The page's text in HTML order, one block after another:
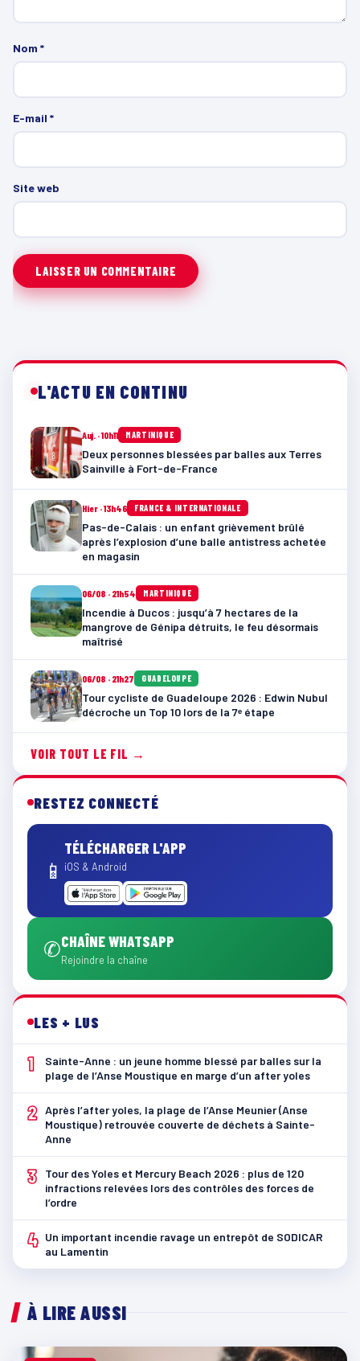
Nom *
E-mail *
Site web
L'ACTU EN CONTINU
Auj. · 10h11 MARTINIQUE
Deux personnes blessées par balles aux Terres
Sainville à Fort-de-France
Hier · 13h46 FRANCE & INTERNATIONALE
Pas-de-Calais : un enfant grièvement brûlé
après l’explosion d’une balle antistress achetée
en magasin
06/08 · 21h54 MARTINIQUE
Incendie à Ducos : jusqu’à 7 hectares de la
mangrove de Génipa détruits, le feu désormais
maîtrisé
06/08 · 21h27 GUADELOUPE
Tour cycliste de Guadeloupe 2026 : Edwin Nubul
décroche un Top 10 lors de la 7ᵉ étape
VOIR TOUT LE FIL →
RESTEZ CONNECTÉ
📱
TÉLÉCHARGER L'APP
iOS & Android
✆CHAÎNE WHATSAPP
Rejoindre la chaîne
LES + LUS
1
Sainte-Anne : un jeune homme blessé par balles sur la
plage de l’Anse Moustique en marge d’un after yoles
2 Après l’after yoles, la plage de l’Anse Meunier (Anse
Moustique) retrouvée couverte de déchets à Sainte-
Anne
3
Tour des Yoles et Mercury Beach 2026 : plus de 120
infractions relevées lors des contrôles des forces de
l’ordre
4 Un important incendie ravage un entrepôt de SODICAR
au Lamentin
À LIRE AUSSI